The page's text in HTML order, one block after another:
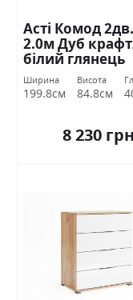
Асті Комод
2.0м Дуб
білий глянець
Міромарк
Ширина
199.8см
Висота
84.8см
8 230 грн